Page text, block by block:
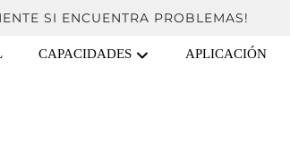
SI ENCUENTRA PROBLEMAS!
CAPACIDADES APLICACIÓN